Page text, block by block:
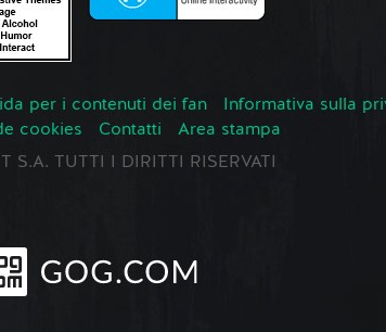
per i contenuti dei fan
Informativa sulla
cookies Contatti
Area stampa
S.A. TUTTI I DIRITTI RISERVATI